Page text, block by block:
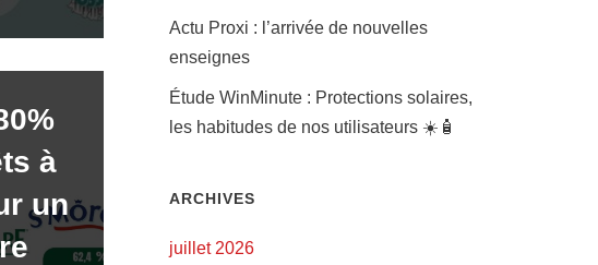
à
un
Actu Proxi : l’arrivée de nouvelles
enseignes
Étude WinMinute : Protections solaires,
les habitudes de nos utilisateurs ☀️🧴
ARCHIVES
juillet 2026